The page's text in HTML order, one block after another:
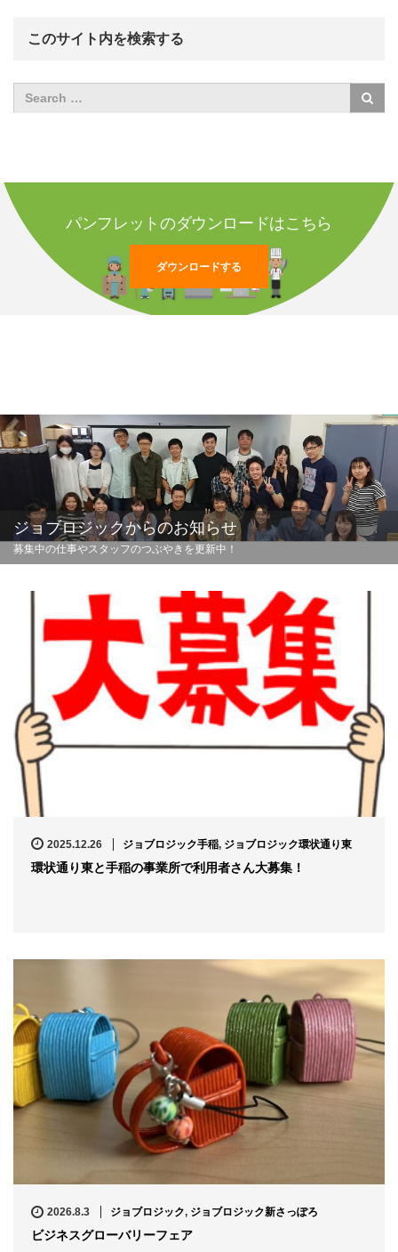
このサイト内を検索する
パンフレットのダウンロードはこちら
ダウンロードする
ジョブロジックからのお知らせ
募集中の仕事やスタッフのつぶやきを更新中！
2025.12.26 ジョブロジック手稲, ジョブロジック環状通り東
環状通り東と手稲の事業所で利用者さん大募集！
2026.8.3 ジョブロジック, ジョブロジック新さっぽろ
ビジネスグローバリーフェア